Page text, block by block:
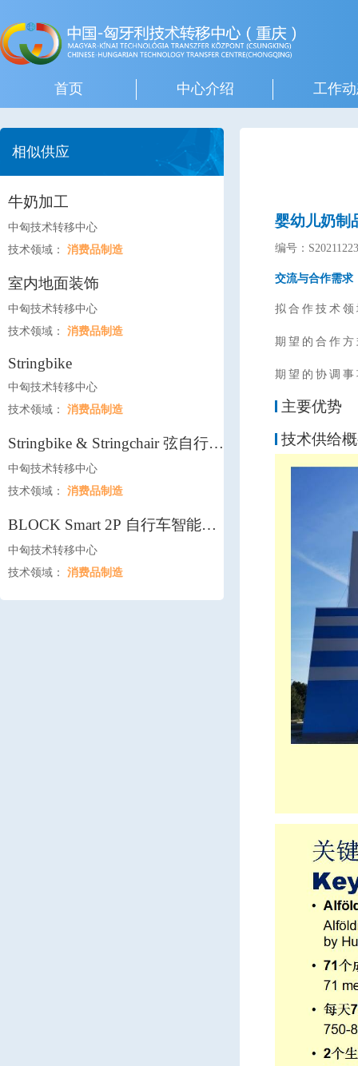
首页 中心介绍 工作
婴幼儿奶制
编号：
交流与合作需求
拟合作技术
期望的合作
期望的协调
主要优势
技术供给
相似供应
牛奶加工
中匈技术转移中心
技术领域： 消费品制造
室内地面装饰
中匈技术转移中心
技术领域： 消费品制造
Stringbike
中匈技术转移中心
技术领域： 消费品制造
Stringbike & Stringchair 弦自行车
& 手柄弦轮椅
中匈技术转移中心
技术领域： 消费品制造
BLOCK Smart 2P 自行车智能停
放区
中匈技术转移中心
技术领域： 消费品制造